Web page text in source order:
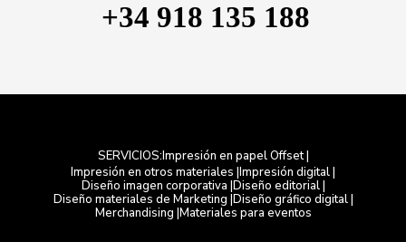
+34 918 135 188
SERVICIOS:Impresión en papel Offset |
Impresión en otros materiales | Impresión digital |
Diseño imagen corporativa | Diseño editorial |
Diseño materiales de Marketing | Diseño gráfico digital |
Merchandising | Materiales para eventos